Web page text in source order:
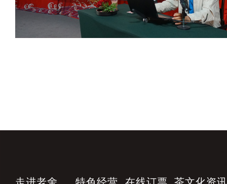
走进老舍 特色经营 在线订票 茶文化资讯